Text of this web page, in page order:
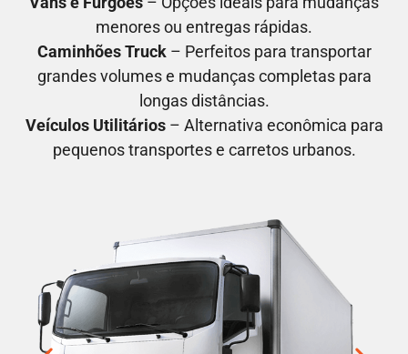
menores ou entregas rápidas.
Caminhões Truck– Perfeitos para transportar
grandes volumes e mudanças completas para
longas distâncias.
Veículos Utilitários– Alternativa econômica para
pequenos transportes e carretos urbanos.